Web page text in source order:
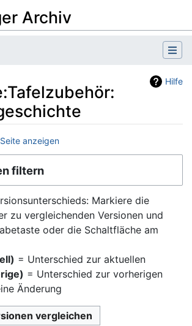
Archiv
Hilfe
anzeigen
,Suche
filtern
Markiere die
zu vergleichenden Versionen und
oder die Schaltfläche am
= Unterschied zur aktuellen
= Unterschied zur vorherigen
Änderung